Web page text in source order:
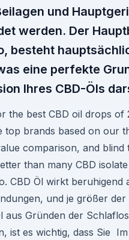
und
werden. Der
besteht
eine perfekte
Ihres CBD-Öls
the best CBD oil drops of
top brands based on our
comparison, and blind
than many CBD
CBD Öl wirkt beruhigend
und je größer
aus Gründen der
ist es wichtig, dass Sie